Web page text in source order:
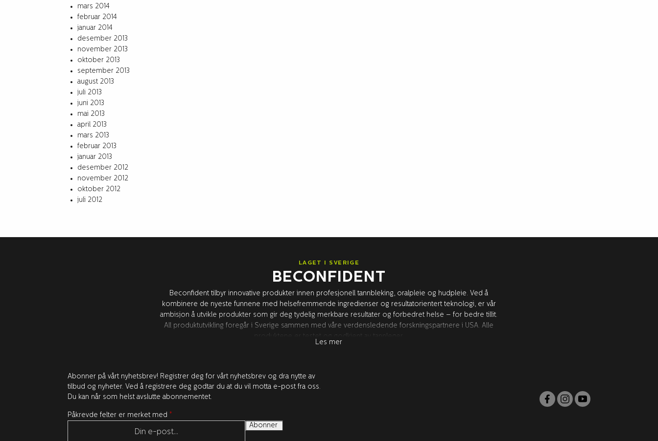
mars 2014
februar 2014
januar 2014
desember 2013
november 2013
oktober 2013
september 2013
august 2013
juli 2013
juni 2013
mai 2013
april 2013
mars 2013
februar 2013
januar 2013
desember 2012
november 2012
oktober 2012
juli 2012
LAGET I SVERIGE
BECONFIDENT
Beconfident tilbyr innovative produkter innen profesjonell tannbleking, oralpleie og hudpleie. Ved å
kombinere de nyeste funnene med helsefremmende ingredienser og resultatorientert teknologi, er vår
ambisjon å utvikle produkter som gir deg tydelig merkbare resultater og forbedret helse – for bedre tillit.
All produktutvikling foregår i Sverige sammen med våre verdensledende forskningspartnere i USA. Alle
produktene er testet og godkjent av tannleger.
Les mer
Abonner på vårt nyhetsbrev! Registrer deg for vårt nyhetsbrev og dra nytte av
tilbud og nyheter. Ved å registrere deg godtar du at du vil motta e-post fra oss.
Du kan når som helst avslutte abonnementet.
Påkrevde felter er merket med *